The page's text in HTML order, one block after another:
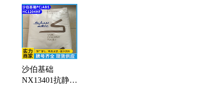
PMMA、PE、PET、ABS、PBT、LCP、PPA、
TPU、PA66、塑胶原料、PEEK
沙伯基础
NX13401抗静电